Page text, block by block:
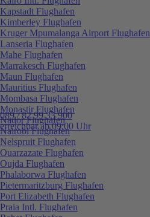
089 / 82 99 33 900
erreichbar ab 09:00 Uhr
Kapstadt Flughafen
Kimberley Flughafen
Kruger Mpumalanga Airport Flughafen
Lanseria Flughafen
Mahe Flughafen
Marrakesch Flughafen
Maun Flughafen
Mauritius Flughafen
Mombasa Flughafen
Monastir Flughafen
Nador Flughafen
Nairobi Flughafen
Nelspruit Flughafen
Ouarzazate Flughafen
Oujda Flughafen
Phalaborwa Flughafen
Pietermaritzburg Flughafen
Port Elizabeth Flughafen
Praia Intl. Flughafen